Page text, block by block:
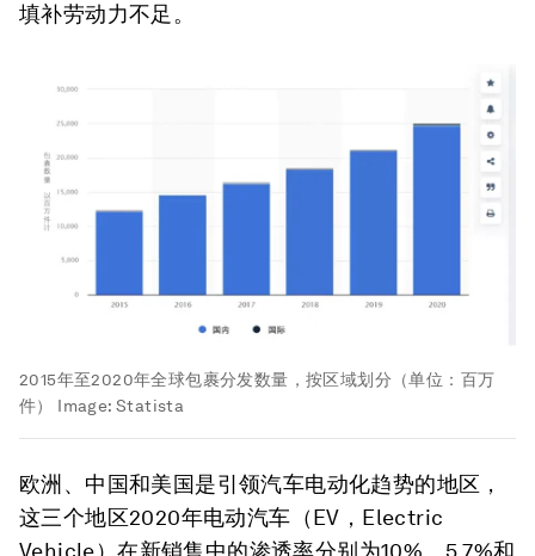
填补劳动力不足。
2015年至2020年全球包裹分发数量，按区域划分（单位：百万
件）
Image:Statista
欧洲、中国和美国是引领汽车电动化趋势的地区，
这三个地区2020年电动汽车（EV，Electric
Vehicle）在新销售中的渗透率分别为10%、5.7%和